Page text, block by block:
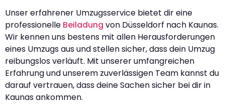
Unser erfahrener Umzugsservice bietet dir eine
professionelle Beiladung von Düsseldorf nach Kaunas.
Wir kennen uns bestens mit allen Herausforderungen
eines Umzugs aus und stellen sicher, dass dein Umzug
reibungslos verläuft. Mit unserer umfangreichen
Erfahrung und unserem zuverlässigen Team kannst du
darauf vertrauen, dass deine Sachen sicher bei dir in
Kaunas ankommen.